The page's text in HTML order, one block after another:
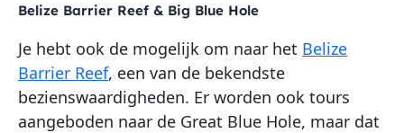
Belize Barrier Reef & Big Blue Hole
Je hebt ook de mogelijk om naar het Belize
Barrier Reef, een van de bekendste
bezienswaardigheden. Er worden ook tours
aangeboden naar de Great Blue Hole, maar dat